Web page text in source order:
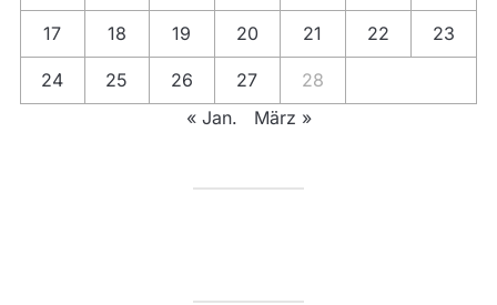
17 18 19 20 21 22 23
24 25 26 27
28
« Jan.
März »